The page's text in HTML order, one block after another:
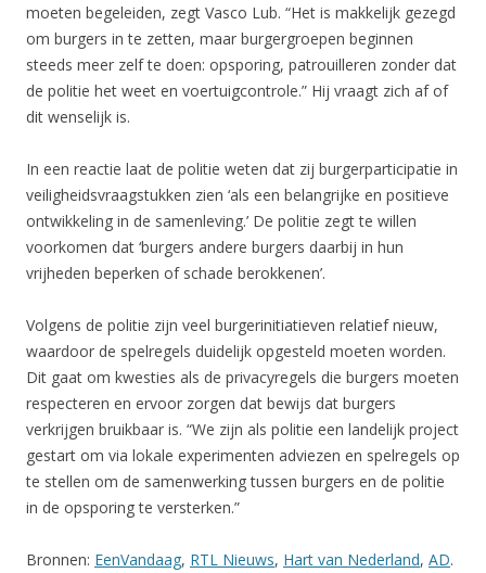
moeten begeleiden, zegt Vasco Lub. “Het is makkelijk gezegd
om burgers in te zetten, maar burgergroepen beginnen
steeds meer zelf te doen: opsporing, patrouilleren zonder dat
de politie het weet en voertuigcontrole.” Hij vraagt zich af of
dit wenselijk is.
In een reactie laat de politie weten dat zij burgerparticipatie in
veiligheidsvraagstukken zien ‘als een belangrijke en positieve
ontwikkeling in de samenleving.’ De politie zegt te willen
voorkomen dat ‘burgers andere burgers daarbij in hun
vrijheden beperken of schade berokkenen’.
Volgens de politie zijn veel burgerinitiatieven relatief nieuw,
waardoor de spelregels duidelijk opgesteld moeten worden.
Dit gaat om kwesties als de privacyregels die burgers moeten
respecteren en ervoor zorgen dat bewijs dat burgers
verkrijgen bruikbaar is. “We zijn als politie een landelijk project
gestart om via lokale experimenten adviezen en spelregels op
te stellen om de samenwerking tussen burgers en de politie
in de opsporing te versterken.”
Bronnen: EenVandaag, RTL Nieuws, Hart van Nederland, AD.